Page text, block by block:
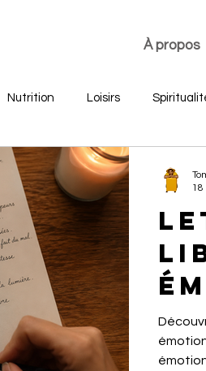
À propos
Nutrition Loisirs
Développement personnel
le
18